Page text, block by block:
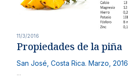
11/3/2016
Propiedades de la piña
San José, Costa Rica. Marzo, 2016